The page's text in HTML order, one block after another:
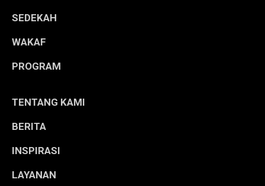
SEDEKAH
WAKAF
PROGRAM
TENTANG KAMI
BERITA
INSPIRASI
LAYANAN